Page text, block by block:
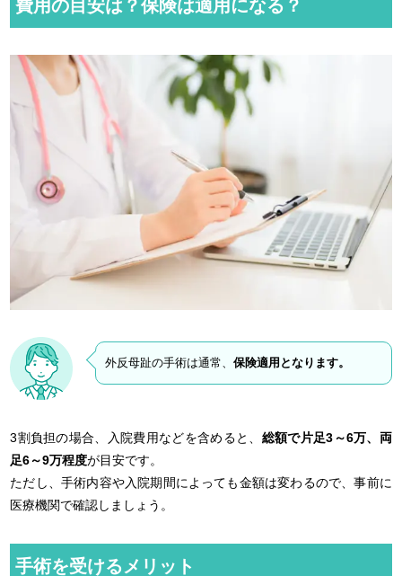
費用の目安は？保険は適用になる？
外反母趾の手術は通常、保険適用となります。
3割負担の場合、入院費用などを含めると、 総額で片足3～6万、両
足6～9万程度が目安です。
ただし、手術内容や入院期間によっても金額は変わるので、事前に
医療機関で確認しましょう。
手術を受けるメリット